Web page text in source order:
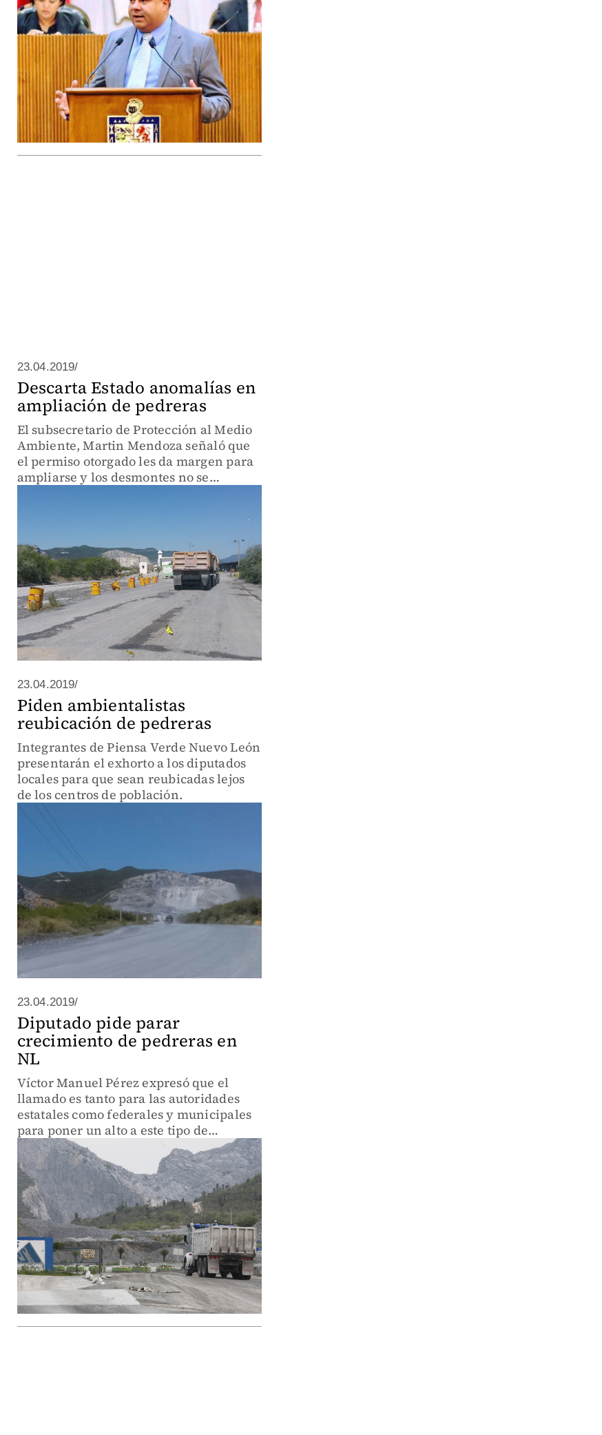
23.04.2019/
Descarta Estado anomalías en
ampliación de pedreras
El subsecretario de Protección al Medio
Ambiente, Martin Mendoza señaló que
el permiso otorgado les da margen para
ampliarse y los desmontes no se
23.04.2019/
Piden ambientalistas
reubicación de pedreras
Integrantes de Piensa Verde Nuevo León
presentarán el exhorto a los diputados
locales para que sean reubicadas lejos
de los centros de población.
23.04.2019/
Diputado pide parar
crecimiento de pedreras en
NL
Víctor Manuel Pérez expresó que el
llamado es tanto para las autoridades
estatales como federales y municipales
para poner un alto a este tipo de
establecimientos.